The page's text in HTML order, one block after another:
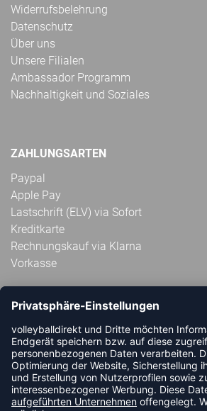
Widerrufsbelehrung
Datenschutz
Über uns
Unsere Filialen
Ambassador Programm
Nachhaltigkeit und Soziales
ZAHLUNGSARTEN
Paypal
Apple Pay
Lastschrift (ELV) via Sofort
Kreditkarte
Rechnungskauf via Klarna
Vorkasse
ABONNIERE JETZT DEN KOSTENLOSEN
VOLLEYBALLDIREKT-NEWSLETTER
NEUIGKEIT ODER AKTION MEHR.
JETZT ANMELDEN